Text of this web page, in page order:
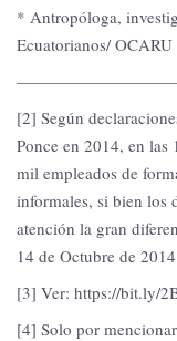
* Antropóloga,
Ecuatorianos/ OCARU
[2] Según
Ponce en 2014, en las
mil empleados de
informales, si bien los
atención la gran
14 de Octubre de
[3] Ver: https://bit.ly/
[4] Solo por